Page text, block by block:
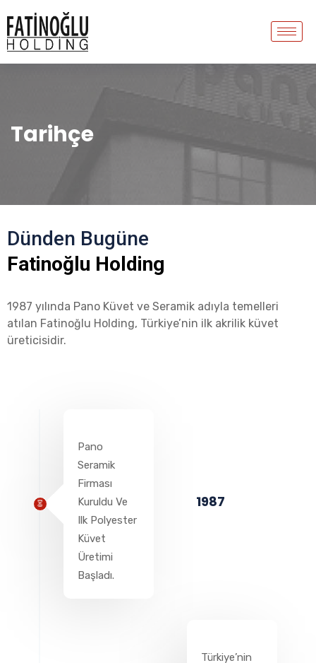
Tarihçe
Dünden Bugüne
Fatinoğlu Holding
1987 yılında Pano Küvet ve Seramik adıyla temelleri
atılan Fatinoğlu Holding, Türkiye’nin ilk akrilik küvet
üreticisidir.
Pano
Seramik
Firması
Kuruldu Ve
Ilk Polyester
Küvet
Üretimi
Başladı.
1987
Türkiye’nin